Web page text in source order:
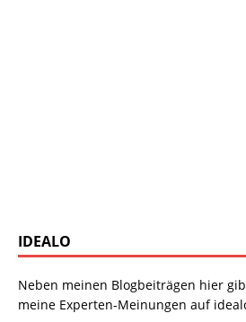
IDEALO
Neben meinen Blogbeiträgen hier
meine Experten-Meinungen auf